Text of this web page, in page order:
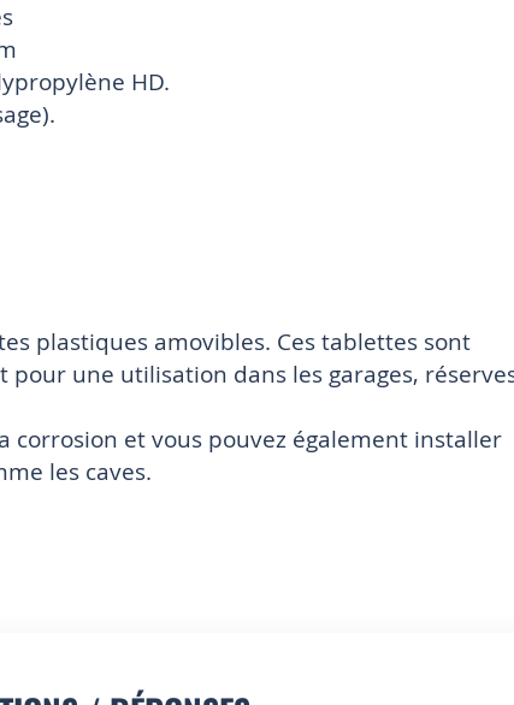
HD.
plastiques amovibles. Ces tablettes sont
une utilisation dans les garages,
corrosion et vous pouvez également installer
les caves.